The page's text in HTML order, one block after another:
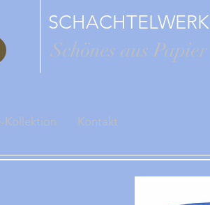
SCHACHTELWERK
Schönes aus Papier
Kollektion Kontakt